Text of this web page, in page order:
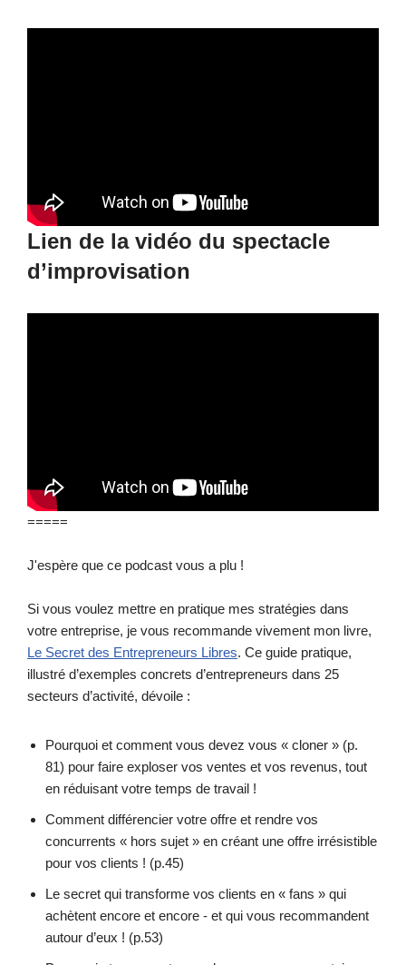
Lien de la vidéo du spectacle
d’improvisation
=====
J'espère que ce podcast vous a plu !
Si vous voulez mettre en pratique mes stratégies dans
votre entreprise, je vous recommande vivement mon livre,
Le Secret des Entrepreneurs Libres. Ce guide pratique,
illustré d’exemples concrets d’entrepreneurs dans 25
secteurs d’activité, dévoile :
Pourquoi et comment vous devez vous « cloner » (p.
81) pour faire exploser vos ventes et vos revenus, tout
en réduisant votre temps de travail !
Comment différencier votre offre et rendre vos
concurrents « hors sujet » en créant une offre irrésistible
pour vos clients ! (p.45)
Le secret qui transforme vos clients en « fans » qui
achètent encore et encore - et qui vous recommandent
autour d’eux ! (p.53)